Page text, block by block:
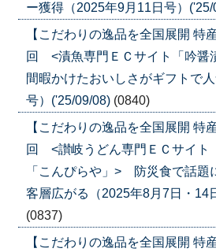
ー獲得（2025年9月11日号）('25/
【こだわりの逸品を全国展開 特
回 <漬魚専門ＥＣサイト「吟
間暇かけたおいしさがギフトで
号）('25/09/08) (0840)
【こだわりの逸品を全国展開 特
回 <讃岐うどん専門ＥＣサイ
「こんぴらや」> 防災食で話題
客層広がる（2025年8月7日・14
(0837)
【こだわりの逸品を全国展開 特